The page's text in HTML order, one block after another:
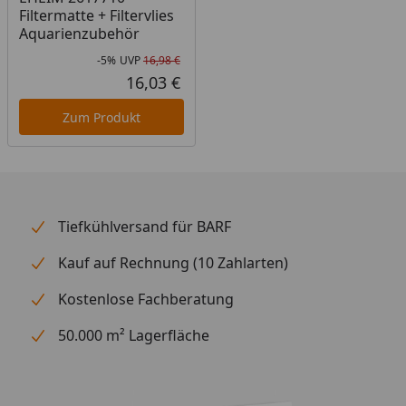
Filtermatte + Filtervlies
Aquarienzubehör
Rabatt in Prozent
-5%
Ursprünglicher Preis
UVP16,98 €
Aktueller Preis
16,03 €
Zum Produkt
Tiefkühlversand für BARF
Kauf auf Rechnung (10 Zahlarten)
Kostenlose Fachberatung
50.000 m² Lagerfläche